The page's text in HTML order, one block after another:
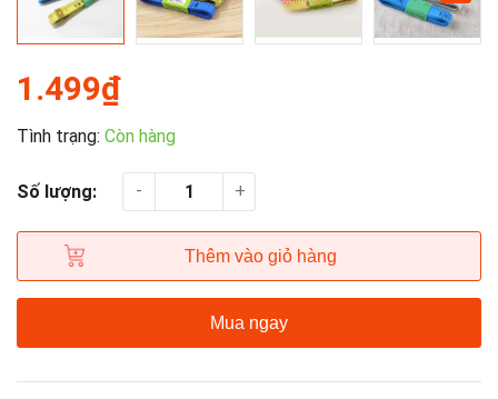
1.499₫
Tình trạng: Còn hàng
Số lượng: - +
Thêm vào giỏ hàng
Mua ngay